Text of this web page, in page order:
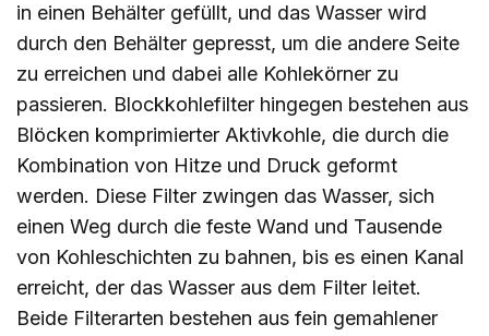
in einen Behälter gefüllt, und das Wasser wird
durch den Behälter gepresst, um die andere Seite
zu erreichen und dabei alle Kohlekörner zu
passieren. Blockkohlefilter hingegen bestehen aus
Blöcken komprimierter Aktivkohle, die durch die
Kombination von Hitze und Druck geformt
werden. Diese Filter zwingen das Wasser, sich
einen Weg durch die feste Wand und Tausende
von Kohleschichten zu bahnen, bis es einen Kanal
erreicht, der das Wasser aus dem Filter leitet.
Beide Filterarten bestehen aus fein gemahlener